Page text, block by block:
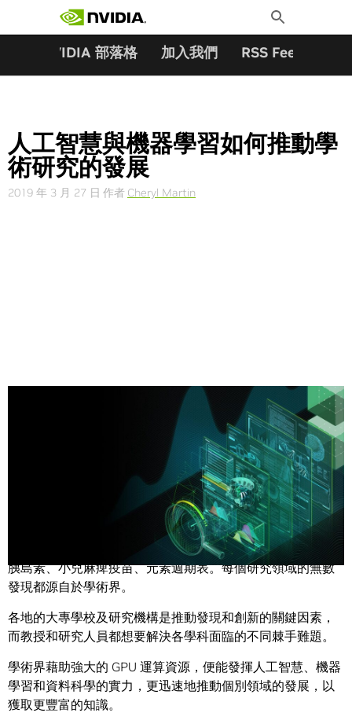
Toggle
Search
NVIDIA 部落格 加入我們 RSS Feeds
人工智慧與機器學習如何推動學
術研究的發展
2019 年 3 月 27 日 作者 Cheryl Martin
學術圈利用 GPU、資料科學與人工智慧來推動研究的發展。
胰島素、小兒麻痺疫苗、元素週期表。每個研究領域的無數
發現都源自於學術界。
各地的大專學校及研究機構是推動發現和創新的關鍵因素，
而教授和研究人員都想要解決各學科面臨的不同棘手難題。
學術界藉助強大的 GPU 運算資源，便能發揮人工智慧、機器
學習和資料科學的實力，更迅速地推動個別領域的發展，以
獲取更豐富的知識。